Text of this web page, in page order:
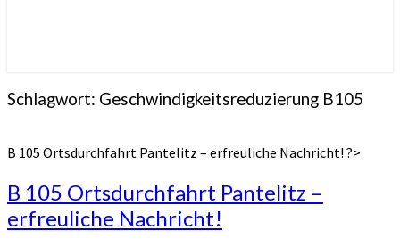
Schlagwort: Geschwindigkeitsreduzierung B105
B 105 Ortsdurchfahrt Pantelitz – erfreuliche Nachricht! ?>
B 105 Ortsdurchfahrt Pantelitz –
erfreuliche Nachricht!